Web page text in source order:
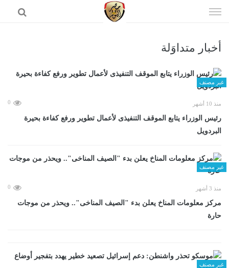
الى
أخبار متداوَلة
غير مصنف
منذ 10 أشهر 0
رئيس الوزراء يتابع الموقف التنفيذى لأعمال تطوير ورفع كفاءة بحيرة
البردويل
غير مصنف
منذ 3 أشهر 0
مركز معلومات المناخ يعلن بدء "الصيف المناخى".. ويحذر من موجات
حارة
غير مصنف